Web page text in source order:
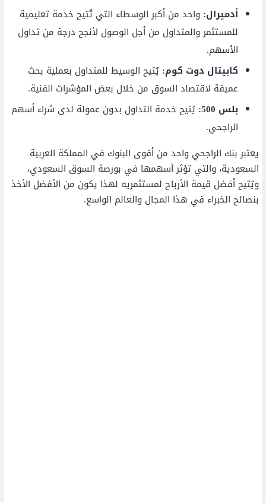
أدميرال: واحد من أكبر الوسطاء التي تُتيح خدمة تعليمية
للمستثمر والمتداول من أجل الوصول لأنجح درجة من تداول
الأسهم.
كابيتال دوت كوم: يُتيح الوسيط للمتداول بعملية بحث
عميقة لاقتصاد السوق من خلال بعض المؤشرات الفنية.
بلس 500:
يُتيح خدمة التداول بدون عمولة لدى شراء أسهم
الراجحي.
يعتبر بنك الراجحي واحد من أقوى البنوك في المملكة العربية
السعودية، والتي تؤثر أسهمها في بورصة السوق السعودي،
ويُتيح أفضل قيمة الأرباح لمستثمريه لهذا يكون من الأفضل الأخذ
بنصائح الخبراء في هذا المجال والعالم الواسع.